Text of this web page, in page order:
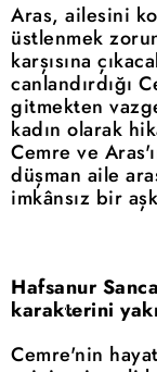
Aras, ailesini
üstlenmek
karşısına
canlandırdığı
gitmekten
kadın olarak
Cemre ve
düşman aile
imkânsız bir
Hafsanur
karakterini
Cemre'nin